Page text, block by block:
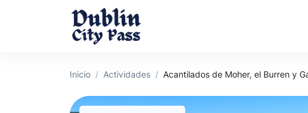
Inicio Actividades Acantilados de Moher, el Burren y